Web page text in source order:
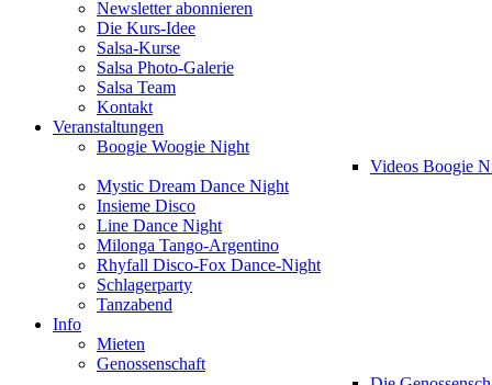
Newsletter abonnieren
Die Kurs-Idee
Salsa-Kurse
Salsa Photo-Galerie
Salsa Team
Kontakt
Veranstaltungen
Boogie Woogie Night
Videos Boogie
Mystic Dream Dance Night
Insieme Disco
Line Dance Night
Milonga Tango-Argentino
Rhyfall Disco-Fox Dance-Night
Schlagerparty
Tanzabend
Info
Mieten
Genossenschaft